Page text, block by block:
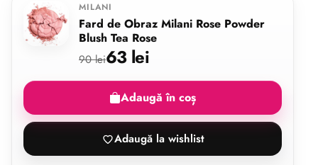
MILANI
Fard de Obraz Milani Rose Powder
Blush Tea Rose
90 lei63 lei
Adaugă în coș
Adaugă la wishlist